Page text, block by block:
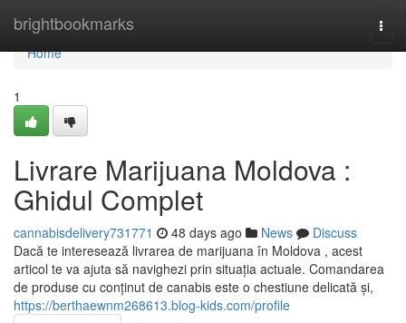
brightbookmarks
Home
Home
1
Livrare Marijuana Moldova :
Ghidul Complet
cannabisdelivery731771 48 days ago News
Discuss
Dacă te interesează livrarea de marijuana în Moldova , acest
articol te va ajuta să navighezi prin situația actuale. Comandarea
de produse cu conținut de canabis este o chestiune delicată și,
https://berthaewnm268613.blog-kids.com/profile